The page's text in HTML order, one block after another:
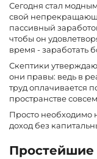
Сегодня стал
свой
пассивный
чтобы он
время - заработать
Скептики
они правы: ведь в
труд оплачивается
пространстве
Просто необходимо
доход без
Простейшие